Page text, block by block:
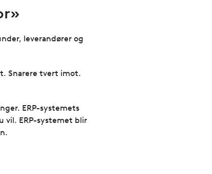
leverandører og
Snarere tvert imot.
ERP-systemets
vil. ERP-systemet blir